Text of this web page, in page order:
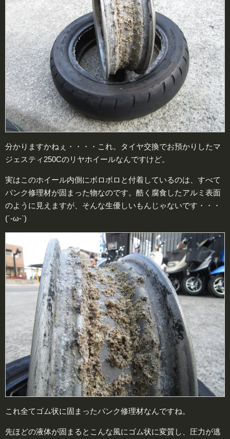
分かりますかねぇ・・・・これ。タイヤ交換でお預かりしたマ
ジェスティ250Cのリヤホイールなんですけど。
実はこのホイール内側にボロボロと付着しているのは、すべて
パンク修理材が固まった物なのです。酷く腐食したアルミ表面
のように見えますが、そんな生優しいもんじゃないです・・・
(´-ω-`)
これ全てゴム状に固まったパンク修理材なんですね。
先ほどの液体が固まるとこんな風にゴム状に変質し、圧力が逃